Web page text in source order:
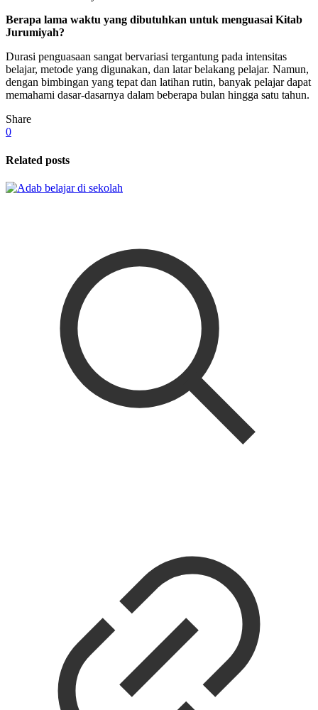
Berapa lama waktu yang dibutuhkan untuk menguasai Kitab
Jurumiyah?
Durasi penguasaan sangat bervariasi tergantung pada intensitas
belajar, metode yang digunakan, dan latar belakang pelajar. Namun,
dengan bimbingan yang tepat dan latihan rutin, banyak pelajar dapat
memahami dasar-dasarnya dalam beberapa bulan hingga satu tahun.
Share
0
Related posts